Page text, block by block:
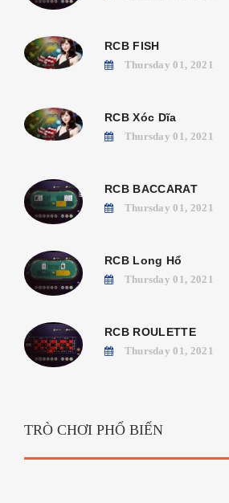
RCB FISH
Thursday 01, 2021
RCB Xóc Dĩa
Thursday 01, 2021
RCB BACCARAT
Thursday 01, 2021
RCB Long Hổ
Thursday 01, 2021
RCB ROULETTE
Thursday 01, 2021
TRÒ CHƠI PHỔ BIẾN